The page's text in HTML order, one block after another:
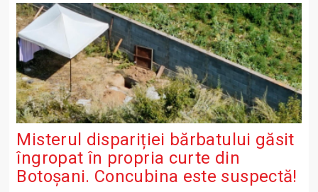
Misterul dispariției bărbatului găsit
îngropat în propria curte din
Botoșani. Concubina este suspectă!